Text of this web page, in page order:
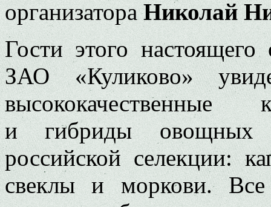
организатораНиколай
Гости этого
ЗАО «Куликово»
высококачественные
и гибриды овощных
российской селекции:
свеклы и моркови. Все